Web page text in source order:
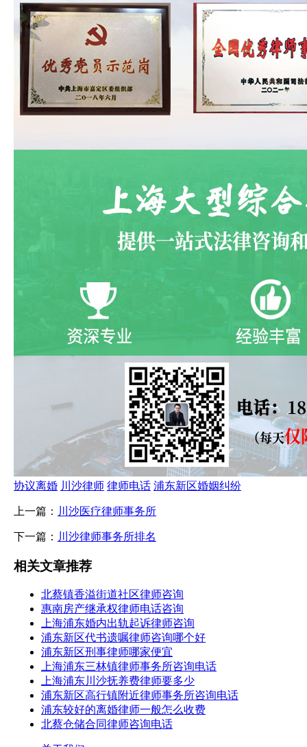
协议离婚 川沙律师 律师电话 浦东新区婚姻纠纷
上一篇： 川沙医疗律师事务所
下一篇： 川沙律师事务所排名
相关文章推荐
北蔡镇香溢街道社区律师咨询
惠南房产继承权律师电话咨询
上海浦东婚内出轨起诉律师咨询
浦东新区代书遗嘱律师咨询哪个好
浦东新区刑事律师哪家便宜
上海浦东三林镇律师事务所咨询电话
上海浦东川沙抚养费律师要多少
浦东新区高行镇附近律师事务所咨询电话
浦东较好的离婚律师一般怎么收费
北蔡仓储合同律师咨询电话